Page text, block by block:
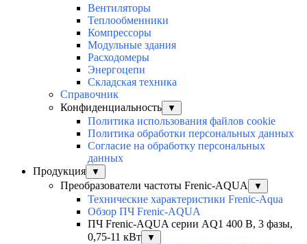
Вентиляторы
Теплообменники
Компрессоры
Модульные здания
Расходомеры
Энергоцепи
Складская техника
Справочник
Конфиденциальность
▼
Политика использования файлов cookie
Политика обработки персональных данных
Согласие на обработку персональных
данных
Продукция
▼
Преобразователи частоты Frenic-AQUA ▼
Технические характеристики Frenic-Aqua
Обзор ПЧ Frenic-AQUA
ПЧ Frenic-AQUA серии AQ1 400 В, 3 фазы,
0,75-11 кВт
▼